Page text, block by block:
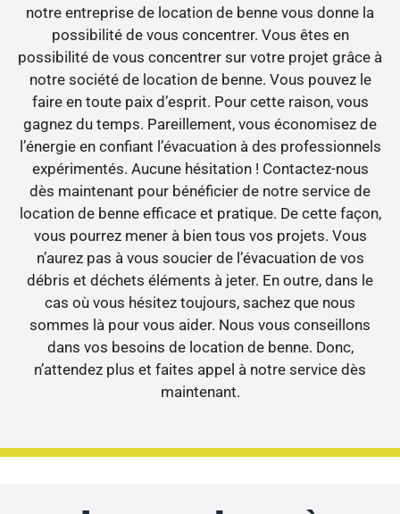
notre entreprise de location de benne vous donne la
possibilité de vous concentrer. Vous êtes en
possibilité de vous concentrer sur votre projet grâce à
notre société de location de benne. Vous pouvez le
faire en toute paix d’esprit. Pour cette raison, vous
gagnez du temps. Pareillement, vous économisez de
l’énergie en confiant l’évacuation à des professionnels
expérimentés. Aucune hésitation ! Contactez-nous
dès maintenant pour bénéficier de notre service de
location de benne efficace et pratique. De cette façon,
vous pourrez mener à bien tous vos projets. Vous
n’aurez pas à vous soucier de l’évacuation de vos
débris et déchets éléments à jeter. En outre, dans le
cas où vous hésitez toujours, sachez que nous
sommes là pour vous aider. Nous vous conseillons
dans vos besoins de location de benne. Donc,
n’attendez plus et faites appel à notre service dès
maintenant.